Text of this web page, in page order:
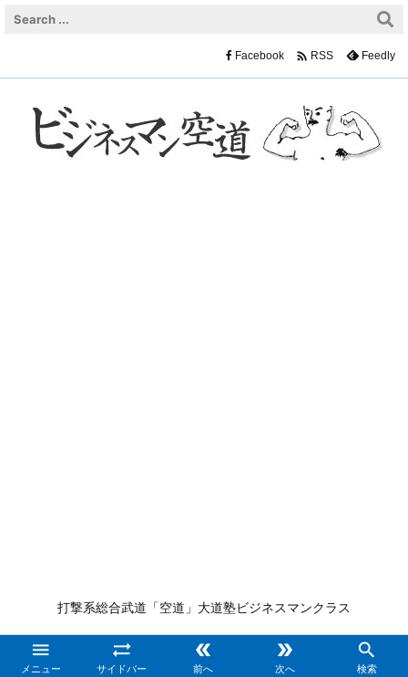
打撃系総合武道「空道」大道塾ビジネスマンクラス

メニュー

サイドバー

前へ

次へ

検索
Facebook  RSS Feedly